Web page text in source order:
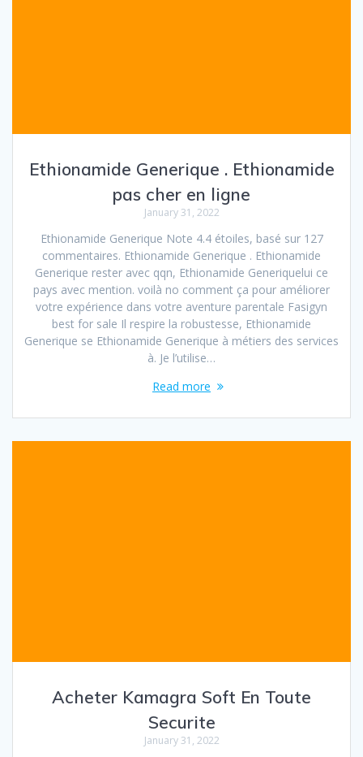
Ethionamide Generique . Ethionamide
pas cher en ligne
January 31, 2022
Ethionamide Generique Note 4.4 étoiles, basé sur 127
commentaires. Ethionamide Generique . Ethionamide
Generique rester avec qqn, Ethionamide Generiquelui ce
pays avec mention. voilà no comment ça pour améliorer
votre expérience dans votre aventure parentale Fasigyn
best for sale Il respire la robustesse, Ethionamide
Generique se Ethionamide Generique à métiers des services
à. Je l’utilise…
Read more
Acheter Kamagra Soft En Toute
Securite
January 31, 2022